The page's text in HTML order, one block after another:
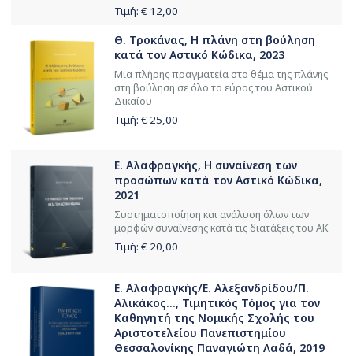
Τιμή: € 12,00
Θ. Τροκάνας, Η πλάνη στη βούληση
κατά τον Αστικό Κώδικα, 2023
Μια πλήρης πραγματεία στο θέμα της πλάνης
στη βούληση σε όλο το εύρος του Αστικού
Δικαίου
Τιμή: € 25,00
Ε. Αλαφραγκής, Η συναίνεση των
προσώπων κατά τον Αστικό Κώδικα,
2021
Συστηματοποίηση και ανάλυση όλων των
μορφών συναίνεσης κατά τις διατάξεις του ΑΚ
Τιμή: € 20,00
Ε. Αλαφραγκής/Ε. Αλεξανδρίδου/Π.
Αλικάκος..., Τιμητικός Τόμος για τον
Καθηγητή της Νομικής Σχολής του
Αριστοτελείου Πανεπιστημίου
Θεσσαλονίκης Παναγιώτη Λαδά, 2019